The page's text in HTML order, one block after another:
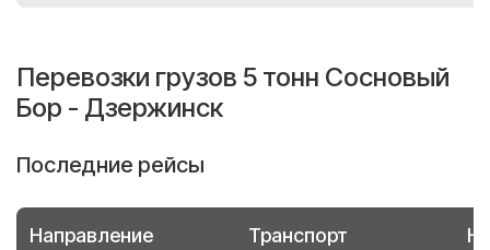
Перевозки грузов 5 тонн Сосновый
Бор - Дзержинск
Последние рейсы
Направление Транспорт